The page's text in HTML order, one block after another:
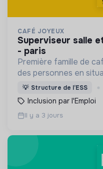
CAFÉ JOYEUX
superviseur salle et cuisine h/f - 16h/sem
- paris
Première famille de
des personnes en
cognitif, Café joyeux
service de l'inclusion
💡 Structure de l’ESS
Inclusion par l'Emploi
Il y a 3 jours